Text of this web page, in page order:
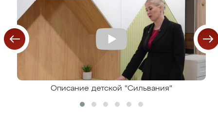
Описание детской "Сильвания"